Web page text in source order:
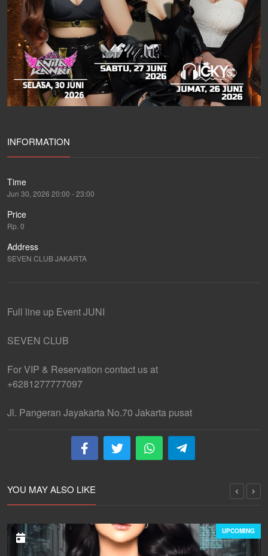
INFORMATION
Time
Jun 30, 2026 20:00 - 23:00
Price
Rp. 0
Address
SEVEN CLUB JAKARTA
Full line up Event JUNI
SEVEN CLUB
For VIP & Reservation contact us at
+6281277777097
Jl. Pangeran Jayakarta No.70 Jakarta pusat
YOU MAY ALSO LIKE
UPCOMING